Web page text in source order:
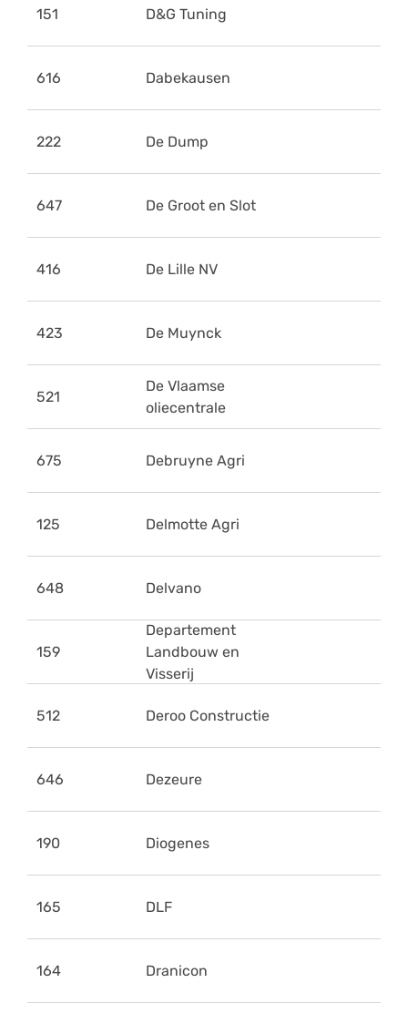
151 D&G Tuning
616 Dabekausen
222 De Dump
647 De Groot en Slot
416 De Lille NV
423 De Muynck
521
De Vlaamse
oliecentrale
675 Debruyne Agri
125 Delmotte Agri
648 Delvano
159
Departement
Landbouw en
Visserij
512 Deroo Constructie
646 Dezeure
190 Diogenes
165 DLF
164 Dranicon